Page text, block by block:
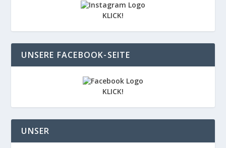
KLICK!
UNSERE FACEBOOK-SEITE
KLICK!
UNSER